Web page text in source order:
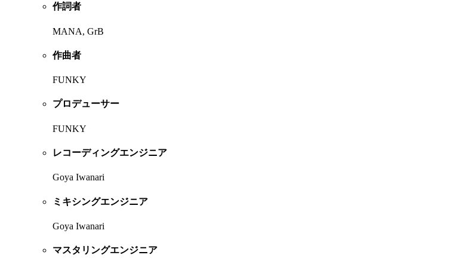
作詞者
MANA, GrB
作曲者
FUNKY
プロデューサー
FUNKY
レコーディングエンジニア
Goya Iwanari
ミキシングエンジニア
Goya Iwanari
マスタリングエンジニア